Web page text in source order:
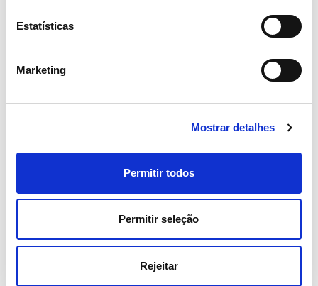
Estatísticas
Marketing
Mostrar detalhes
Permitir todos
Permitir seleção
Rejeitar
mais sustentáveis do mundo